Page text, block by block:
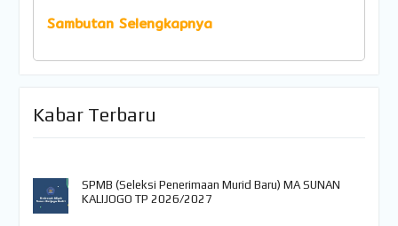
Sambutan Selengkapnya
Kabar Terbaru
SPMB (Seleksi Penerimaan Murid Baru) MA SUNAN
KALIJOGO TP 2026/2027